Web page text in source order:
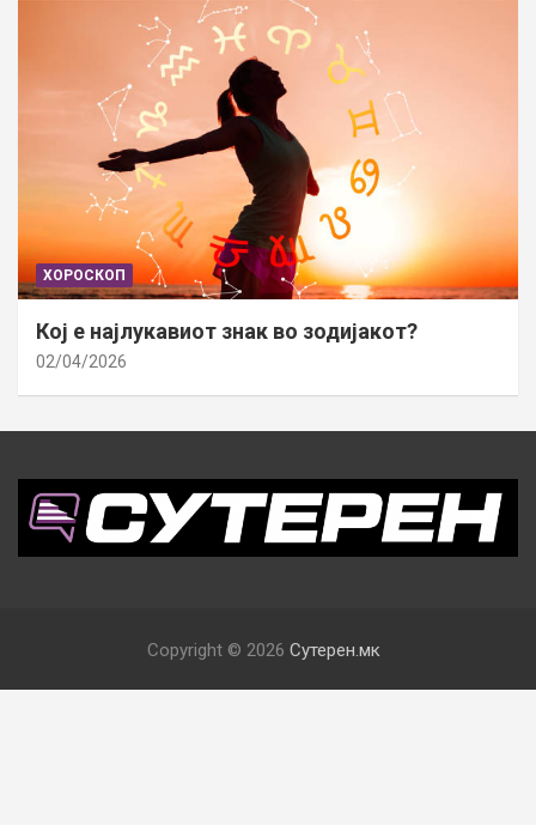
ХОРОСКОП
Кој е најлукавиот знак во зодијакот?
02/04/2026
Copyright © 2026 Сутерен.мк